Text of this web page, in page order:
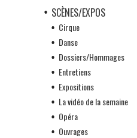
SCÈNES/EXPOS
Cirque
Danse
Dossiers/Hommages
Entretiens
Expositions
La vidéo de la semaine
Opéra
Ouvrages